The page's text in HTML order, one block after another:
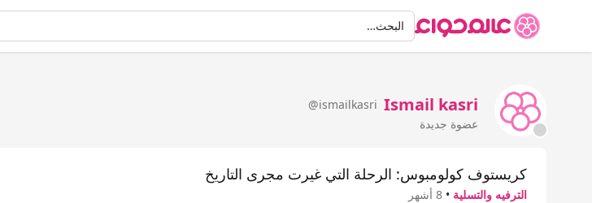
البحثالبحث…
Ismail kasri
@ismailkasri
عضوة جديدة
كريستوف كولومبوس: الرحلة التي غيرت مجرى التاريخ
الترفيه والتسلية • 8 أشهر